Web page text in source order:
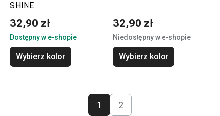
SHINE
32,90 zł
Dostępny w e-shopie
Wybierz kolor
32,90 zł
Niedostępny w e-shopie
Wybierz kolor
1 2